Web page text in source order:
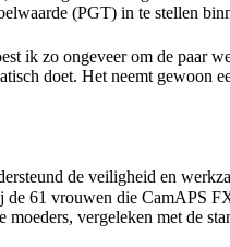
(PGT) in te stellen
ik zo ongeveer om de paar
doet. Het neemt gewoon
de veiligheid en
de 61 vrouwen die CamAPS
moeders, vergeleken met de